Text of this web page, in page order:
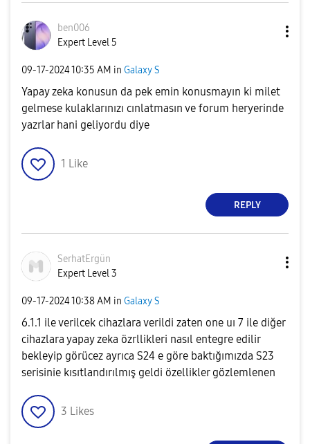
ben006
Expert Level 5
‎09-17-202410:35 AM in Galaxy S
Yapay zeka konusun da pek emin konusmayın ki milet
gelmese kulaklarınızı cınlatmasın ve forum heryerinde
yazrlar hani geliyordu diye
1 Like
REPLY
SerhatErgün
Expert Level 3
‎09-17-202410:38 AM in Galaxy S
6.1.1 ile verilcek cihazlara verildi zaten one uı 7 ile diğer
cihazlara yapay zeka özrllikleri nasıl entegre edilir
bekleyip görücez ayrıca S24 e göre baktığımızda S23
serisinie kısıtlandırılmış geldi özellikler gözlemlenen
3 Likes